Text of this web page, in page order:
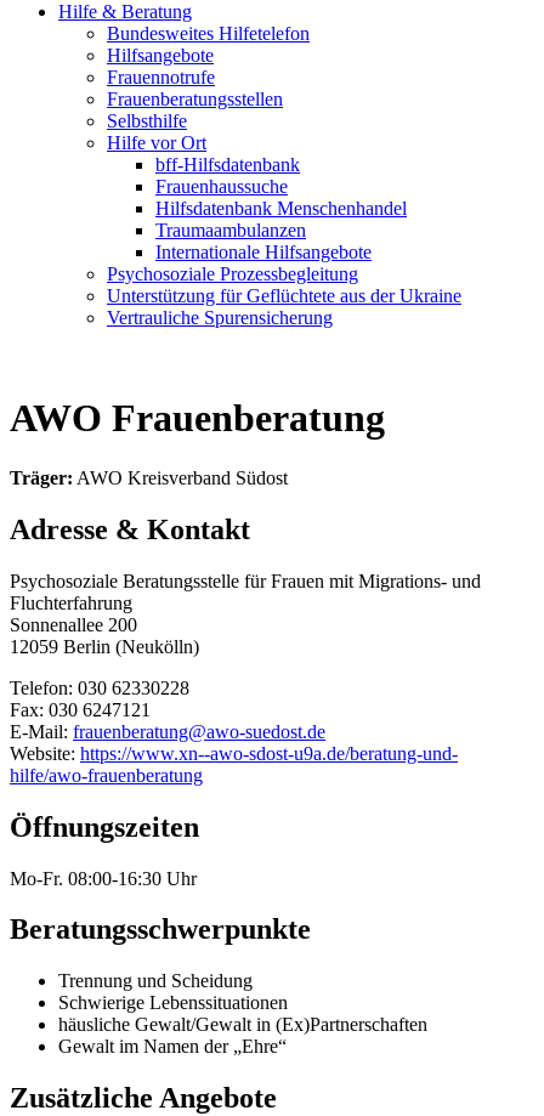
Hilfe & Beratung
Bundesweites Hilfetelefon
Hilfsangebote
Frauennotrufe
Frauenberatungsstellen
Selbsthilfe
Hilfe vor Ort
bff-Hilfsdatenbank
Frauenhaussuche
Hilfsdatenbank Menschenhandel
Traumaambulanzen
Internationale Hilfsangebote
Psychosoziale Prozessbegleitung
Unterstützung für Geflüchtete aus der Ukraine
Vertrauliche Spurensicherung
AWO Frauenberatung
Träger: AWO Kreisverband Südost
Adresse & Kontakt
Psychosoziale Beratungsstelle für Frauen mit Migrations- und
Fluchterfahrung
Sonnenallee 200
12059 Berlin (Neukölln)
Telefon: 030 62330228
Fax: 030 6247121
E-Mail: frauenberatung@awo-suedost.de
Website: https://www.xn--awo-sdost-u9a.de/beratung-und-
hilfe/awo-frauenberatung
Öffnungszeiten
Mo-Fr. 08:00-16:30 Uhr
Beratungsschwerpunkte
Trennung und Scheidung
Schwierige Lebenssituationen
häusliche Gewalt/Gewalt in (Ex)Partnerschaften
Gewalt im Namen der „Ehre“
Zusätzliche Angebote